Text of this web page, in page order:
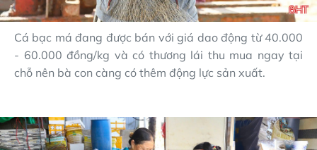
Cá bạc má đang được bán với giá dao động từ 40.000
- 60.000 đồng/kg và có thương lái thu mua ngay tại
chỗ nên bà con càng có thêm động lực sản xuất.